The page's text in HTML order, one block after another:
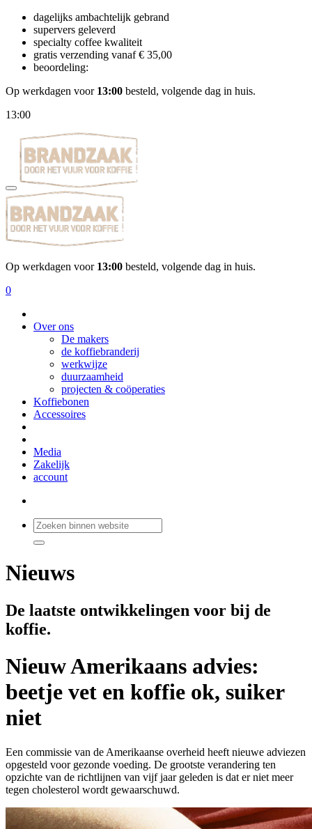
dagelijks ambachtelijk gebrand
supervers geleverd
specialty coffee kwaliteit
gratis verzending vanaf € 35,00
beoordeling:
Op werkdagen voor 13:00 besteld, volgende dag in huis.
13:00
Op werkdagen voor 13:00 besteld, volgende dag in huis.
0
Over ons
De makers
de koffiebranderij
werkwijze
duurzaamheid
projecten & coöperaties
Koffiebonen
Accessoires
Media
Zakelijk
account
Nieuws
De laatste ontwikkelingen voor bij de
koffie.
Nieuw Amerikaans advies:
beetje vet en koffie ok, suiker
niet
Een commissie van de Amerikaanse overheid heeft nieuwe adviezen
opgesteld voor gezonde voeding. De grootste verandering ten
opzichte van de richtlijnen van vijf jaar geleden is dat er niet meer
tegen cholesterol wordt gewaarschuwd.